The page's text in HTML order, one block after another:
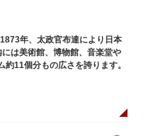
年、太政官布達により日本
は美術館、博物館、音楽堂や
11個分もの広さを誇ります。
が植えられた園内は、桜の名
れた夜桜が一層風情を添え、
池（しのばずのいけ）は江戸時